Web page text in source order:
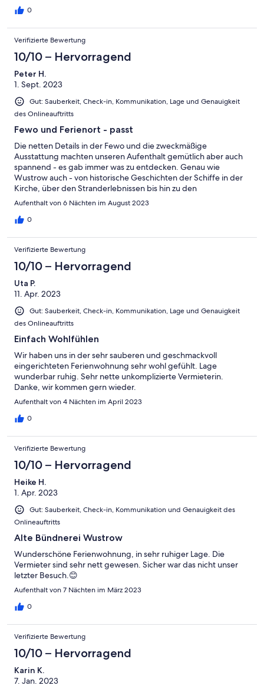
0
Verifizierte Bewertung
10/10 – Hervorragend
Peter H.
1. Sept. 2023
Gut: Sauberkeit, Check-in, Kommunikation, Lage und Genauigkeit
des Onlineauftritts
Fewo und Ferienort - passt
Die netten Details in der Fewo und die zweckmäßige
Ausstattung machten unseren Aufenthalt gemütlich aber auch
spannend - es gab immer was zu entdecken. Genau wie
Wustrow auch - von historische Geschichten der Schiffe in der
Kirche, über den Stranderlebnissen bis hin zu den
schmackhaften Menues in den Restaurants. Sehr
Aufenthalt von 6 Nächten im August 2023
0
Verifizierte Bewertung
10/10 – Hervorragend
Uta P.
11. Apr. 2023
Gut: Sauberkeit, Check-in, Kommunikation, Lage und Genauigkeit
des Onlineauftritts
Einfach Wohlfühlen
Wir haben uns in der sehr sauberen und geschmackvoll
eingerichteten Ferienwohnung sehr wohl gefühlt. Lage
wunderbar ruhig. Sehr nette unkomplizierte Vermieterin.
Danke, wir kommen gern wieder.
Aufenthalt von 4 Nächten im April 2023
0
Verifizierte Bewertung
10/10 – Hervorragend
Heike H.
1. Apr. 2023
Gut: Sauberkeit, Check-in, Kommunikation und Genauigkeit des
Onlineauftritts
Alte Bündnerei Wustrow
Wunderschöne Ferienwohnung, in sehr ruhiger Lage. Die
Vermieter sind sehr nett gewesen. Sicher war das nicht unser
letzter Besuch.😊
Aufenthalt von 7 Nächten im März 2023
0
Verifizierte Bewertung
10/10 – Hervorragend
Karin K.
7. Jan. 2023